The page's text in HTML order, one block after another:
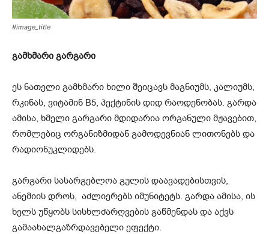
#image_title
გამხმარი გარგარი
ეს ნათელი გამხმარი ხილი შეიცავს მაგნიუმს, კალიუმს,
რკინას, ვიტამინ B5, პექტინის დიდ რაოდენობას. გარდა
ამისა, ხმელი გარგარი მდიდარია ორგანული მჟავებით,
რომლებიც ორგანიზმიდან გამოდევნიან ლითონებს და
რადიონუკლიდებს.
გარგარი სასარგებლოა გულის დაავადებისთვის,
ანემიის დროს, აძლიერებს იმუნიტეტს. გარდა ამისა, ის
ხელს უწყობს სისხლძარღვების გაწმენდას და აქვს
გამაახალგაზრდავებელი ეფექტი.